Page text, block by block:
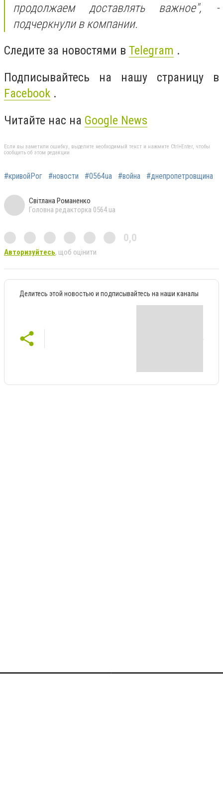
продолжаем доставлять важное", -
подчеркнули в компании.
Следите за новостями в Telegram .
Подписывайтесь на нашу страницу в
Facebook .
Читайте нас на Google News
Если вы заметили ошибку, выделите необходимый текст и нажмите Ctrl+Enter, чтобы
сообщить об этом редакции
#кривойРог #новости #0564ua #война #днепропетровщина
Світлана Романенко
Головна редакторка 0564.ua
0,0
Авторизуйтесь, щоб оцінити
Делитесь этой новостью и подписывайтесь на наши каналы